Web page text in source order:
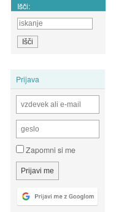
Išči:
Prijava
Zapomni si me